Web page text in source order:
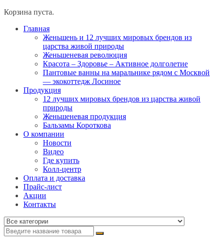
Корзина пуста.
Главная
Женьшень и 12 лучших мировых брендов из
царства живой природы
Женьшеневая революция
Красота – Здоровье – Активное долголетие
Пантовые ванны на маральнике рядом с Москвой
— экокоттедж Лосиное
Продукция
12 лучших мировых брендов из царства живой
природы
Женьшеневая продукция
Бальзамы Короткова
О компании
Новости
Видео
Где купить
Колл-центр
Оплата и доставка
Прайс-лист
Акции
Контакты